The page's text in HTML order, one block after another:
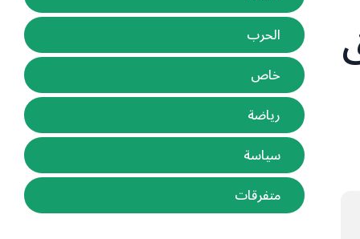
الحرب
خاص
رياضة
سياسة
متفرقات